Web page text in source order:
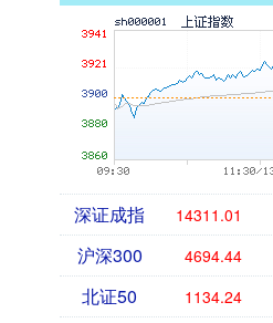
深证成指 14311.01
沪深300 4694.44
北证50 1134.24